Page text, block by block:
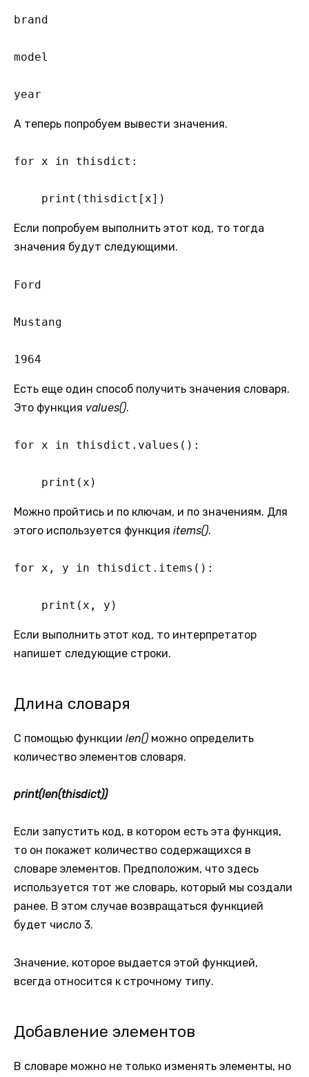
brand
model
year
А теперь попробуем вывести значения.
for x in thisdict:
print(thisdict[x])
Если попробуем выполнить этот код, то тогда
значения будут следующими.
Ford
Mustang
1964
Есть еще один способ получить значения словаря.
Это функция values().
for x in thisdict.values():
print(x)
Можно пройтись и по ключам, и по значениям. Для
этого используется функция items().
for x, y in thisdict.items():
print(x, y)
Если выполнить этот код, то интерпретатор
напишет следующие строки.
Длина словаря
С помощью функции len() можно определить
количество элементов словаря.
print(len(thisdict))
Если запустить код, в котором есть эта функция,
то он покажет количество содержащихся в
словаре элементов. Предположим, что здесь
используется тот же словарь, который мы создали
ранее. В этом случае возвращаться функцией
будет число 3.
Значение, которое выдается этой функцией,
всегда относится к строчному типу.
Добавление элементов
В словаре можно не только изменять элементы, но